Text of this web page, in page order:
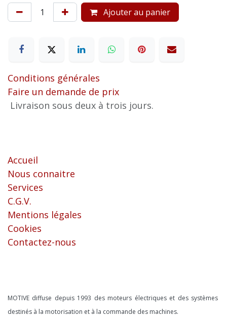
Ajouter au panier
Conditions générales
Faire un demande de prix
Livraison sous deux à trois jours.
Accueil
Nous connaitre
Services
C.G.V.
Mentions légales
Cookies
Contactez-nous
MOTIVE diffuse depuis 1993 des moteurs électriques et des systèmes
destinés à la motorisation et à la commande des machines.